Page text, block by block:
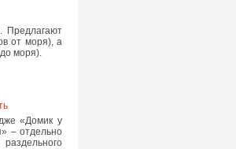
Предлагают
от моря), а
моря).
«Домик у
– отдельно